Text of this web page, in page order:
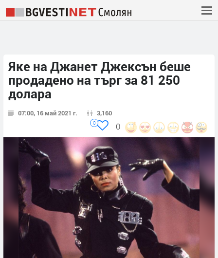
Яке на Джанет Джексън беше
продадено на търг за 81 250
долара
07:00, 16 май 2021 г. 3,160
0
0